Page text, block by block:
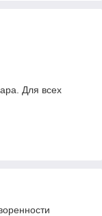
Для всех